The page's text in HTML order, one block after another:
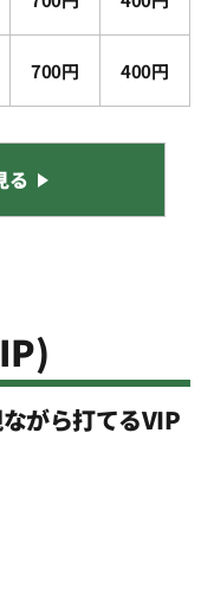
700円 400円
る
がら打てるVIP